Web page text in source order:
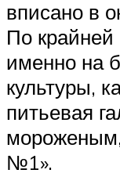
вписано в
По
именно на
культуры,
питьевая
№1».